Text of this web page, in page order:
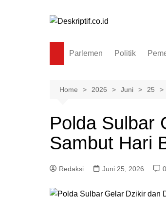
Parlemen Politik
Home 2026 Juni 25
Polda Sulbar
Sambut Hari
Redaksi Juni 25, 2026 0